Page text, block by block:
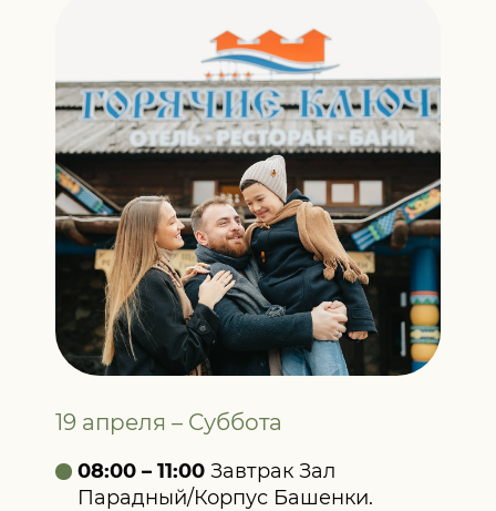
19 апреля – Суббота
08:00 – 11:00 Завтрак Зал
Парадный/Корпус Башенки.